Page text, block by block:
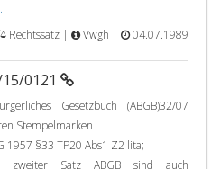
Rechtssatz |
Vwgh | 04.07.1989
0121
Gesetzbuch (ABGB)32/07
Stempelmarken
1957 §33 TP20 Abs1 Z2 lita;
Satz ABGB sind auch